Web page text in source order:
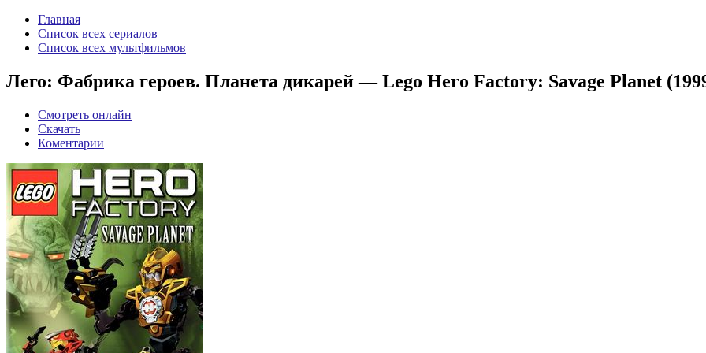
Главная
Список всех сериалов
Список всех мультфильмов
Лего: Фабрика героев. Планета дикарей — Lego Hero Factory: Savage Planet
Смотреть онлайн
Скачать
Коментарии